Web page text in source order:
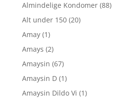
Almindelige Kondomer (88)
Alt under 150 (20)
Amay (1)
Amays (2)
Amaysin (67)
Amaysin D (1)
Amaysin Dildo Vi (1)